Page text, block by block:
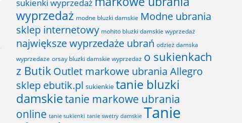
sukienki wyprzedaż
wyprzedaż modne bluzki damskie Modne ubrania
sklep internetowy mohito bluzki damskie wyprzedaż
największe wyprzedaże ubrań odzież damska
wyprzedaże orsay bluzki damskie wyprzedaż o sukienkach
z Butik Outlet markowe ubrania Allegro
sklep ebutik.pl sukienkie tanie bluzki
damskietanie markowe ubrania
online tanie sukienki tanie swetry damskie Tanie